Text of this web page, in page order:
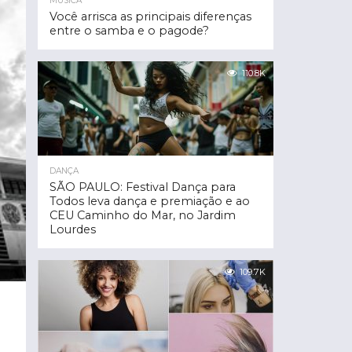
Você arrisca as principais diferenças
entre o samba e o pagode?
110.8K
DANÇA
SÃO PAULO: Festival Dança para
Todos leva dança e premiação e ao
CEU Caminho do Mar, no Jardim
Lourdes
109.7K